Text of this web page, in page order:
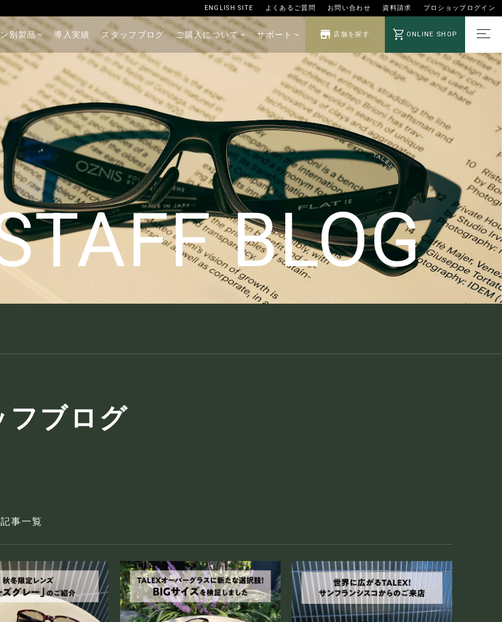
ENGLISH SITE よくあるご質問 お問い合わせ 資料請求 プロショップログイン
別製品 導入実績 スタッフブログ ご購入について サポート 店舗を探す ONLINE SHOP
BLOG
フブログ
事一覧